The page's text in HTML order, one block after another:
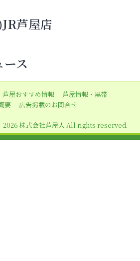
芦屋店
ース
芦屋おすすめ情報
芦屋情報・黒帯
要 広告掲載のお問合せ
株式会社芦屋人 All rights reserved.